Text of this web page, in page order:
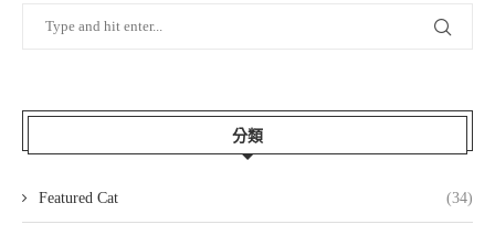
分類
Featured Cat (34)